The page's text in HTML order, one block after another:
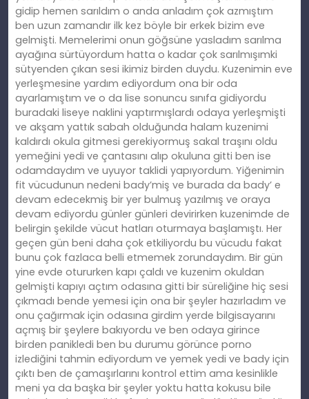
gidip hemen sarıldım o anda anladım çok azmıştım
ben uzun zamandır ilk kez böyle bir erkek bizim eve
gelmişti. Memelerimi onun göğsüne yasladım sarılma
ayağına sürtüyordum hatta o kadar çok sarılmışımki
sütyenden çıkan sesi ikimiz birden duydu. Kuzenimin eve
yerleşmesine yardım ediyordum ona bir oda
ayarlamıştım ve o da lise sonuncu sınıfa gidiyordu
buradaki liseye naklini yaptırmışlardı odaya yerleşmişti
ve akşam yattık sabah olduğunda halam kuzenimi
kaldırdı okula gitmesi gerekiyormuş sakal traşını oldu
yemeğini yedi ve çantasını alıp okuluna gitti ben ise
odamdaydım ve uyuyor taklidi yapıyordum. Yiğenimin
fit vücudunun nedeni bady’miş ve burada da bady’ e
devam edecekmiş bir yer bulmuş yazılmış ve oraya
devam ediyordu günler günleri devirirken kuzenimde de
belirgin şekilde vücut hatları oturmaya başlamıştı. Her
geçen gün beni daha çok etkiliyordu bu vücudu fakat
bunu çok fazlaca belli etmemek zorundaydım. Bir gün
yine evde otururken kapı çaldı ve kuzenim okuldan
gelmişti kapıyı açtım odasına gitti bir süreliğine hiç sesi
çıkmadı bende yemesi için ona bir şeyler hazırladım ve
onu çağırmak için odasına girdim yerde bilgisayarını
açmış bir şeylere bakıyordu ve ben odaya girince
birden panikledi ben bu durumu görünce porno
izlediğini tahmin ediyordum ve yemek yedi ve bady için
çıktı ben de çamaşırlarını kontrol ettim ama kesinlikle
meni ya da başka bir şeyler yoktu hatta kokusu bile